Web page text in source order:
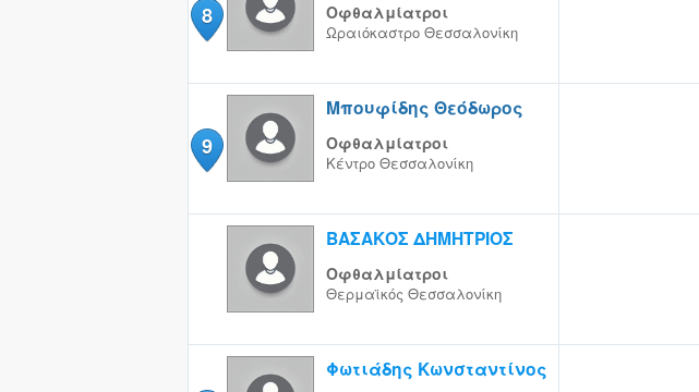
8 Οφθαλμίατροι
Ωραιόκαστρο Θεσσαλονίκη
9
Μπουφίδης Θεόδωρος
Οφθαλμίατροι
Κέντρο Θεσσαλονίκη
ΒΑΣΑΚΟΣ ΔΗΜΗΤΡΙΟΣ
Οφθαλμίατροι
Θερμαϊκός Θεσσαλονίκη
Φωτιάδης Κωνσταντίνος